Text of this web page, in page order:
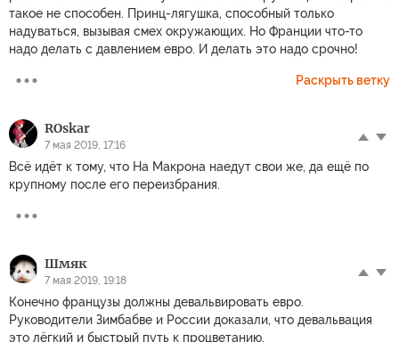
такое не способен. Принц-лягушка, способный только
надуваться, вызывая смех окружающих. Но Франции что-то
надо делать с давлением евро. И делать это надо срочно!
Раскрыть ветку
ROskar
7 мая 2019, 17:16
Всё идёт к тому, что На Макрона наедут свои же, да ещё по
крупному после его переизбрания.
Шмяк
7 мая 2019, 19:18
Конечно французы должны девальвировать евро.
Руководители Зимбабве и России доказали, что девальвация
это лёгкий и быстрый путь к процветанию.